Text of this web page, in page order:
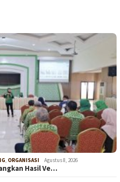
ORGANISASI Agustus 8, 2026
Hasil Ve…